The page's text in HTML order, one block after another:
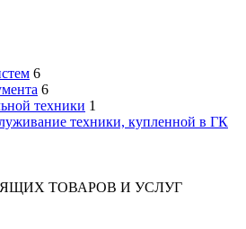
6
6
техники 1
техники, купленной в ГК
ТОВАРОВ И УСЛУГ